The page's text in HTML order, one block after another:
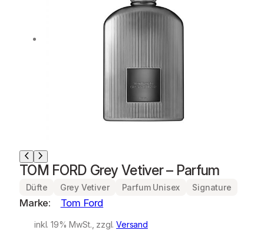
TOM FORD Grey Vetiver – Parfum
Düfte Grey Vetiver Parfum Unisex Signature
Marke: Tom Ford
inkl. 19% MwSt., zzgl.Versand